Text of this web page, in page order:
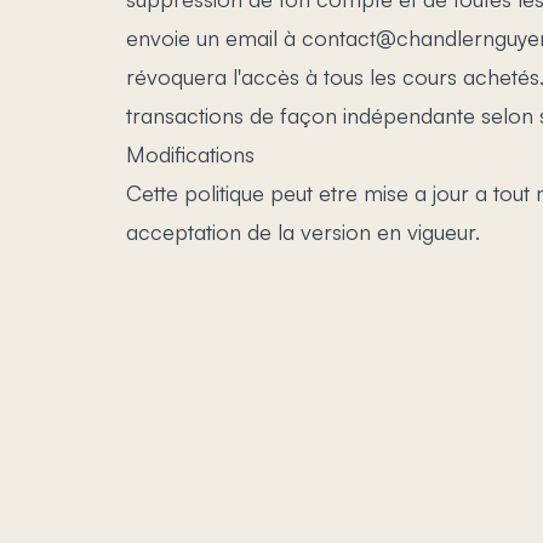
envoie un email à
révoquera l'accès à tous les cours
transactions de façon indépendante
Modifications
Cette politique peut etre mise a jour a tout
acceptation de la version en vigueur.